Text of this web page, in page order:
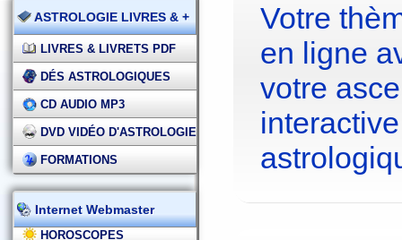
ASTROLOGIE LIVRES & +
LIVRES & LIVRETS PDF
DÉS ASTROLOGIQUES
CD AUDIO MP3
DVD VIDÉO D'ASTROLOGIE
FORMATIONS
Internet Webmaster
HOROSCOPES
Votre
en ligne
votre